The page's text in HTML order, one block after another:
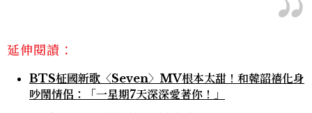
延伸閱讀：
BTS柾國新歌〈Seven〉MV根本太甜！和韓韶禧化身
吵鬧情侶：「一星期7天深深愛著你！」